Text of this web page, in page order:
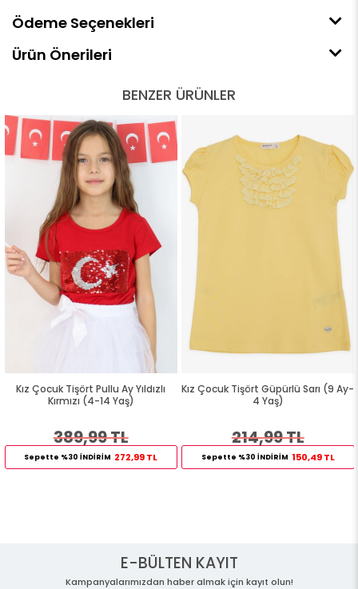
Ödeme Seçenekleri
Ürün Önerileri
BENZER ÜRÜNLER
Kız Çocuk Tişört Pullu Ay Yıldızlı
Kırmızı (4-14 Yaş)
389,99 TL
Sepette %30 İNDİRİM 272,99 TL
Kız Çocuk Tişört Güpürlü Sarı (9 Ay-
4 Yaş)
214,99 TL
Sepette %30 İNDİRİM 150,49 TL
E-BÜLTEN KAYIT
Kampanyalarımızdan haber almak için kayıt olun!